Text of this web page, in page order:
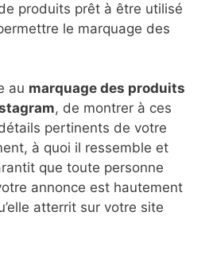
produits prêt à être utilisé
le marquage des
au marquage des produits
, de montrer à ces
pertinents de votre
à quoi il ressemble et
que toute personne
annonce est hautement
atterrit sur votre site